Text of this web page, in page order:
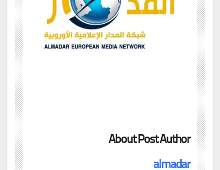
About Post Author
almadar